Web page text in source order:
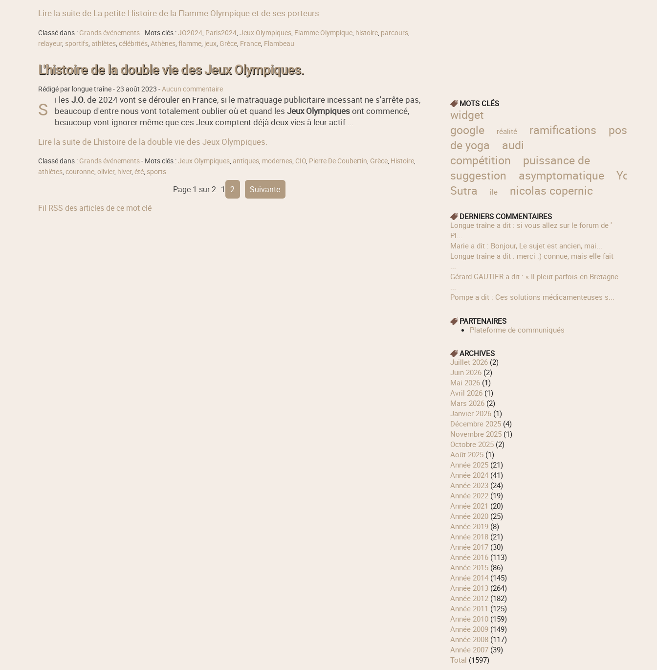
Lire la suite de La petite Histoire de la Flamme Olympique et de ses porteurs
Classé dans : Grands événements- Mots clés :JO2024, Paris2024, Jeux Olympiques, Flamme Olympique, histoire, parcours,
relayeur, sportifs, athlètes, célébrités, Athènes, flamme, jeux, Grèce, France, Flambeau
L'histoire de la double vie des Jeux Olympiques.
Rédigé par longue traîne -23 août 2023 -Aucun commentaire
S i les J.O.de 2024 vont se dérouler en France, si le matraquage publicitaire incessant ne s'arrête pas,
beaucoup d'entre nous vont totalement oublier où et quand les Jeux Olympiquesont commencé,
beaucoup vont ignorer même que ces Jeux comptent déjà deux vies à leur actif ...
Lire la suite de L'histoire de la double vie des Jeux Olympiques.
Classé dans : Grands événements- Mots clés :Jeux Olympiques, antiques, modernes, CIO, Pierre De Coubertin, Grèce, Histoire,
athlètes, couronne, olivier, hiver, été, sports
Page 1 sur 2 1 2
suivante
Fil RSS des articles de ce mot clé
MOTS CLÉS
widget
google
réalité ramifications
position
de yoga
audi
compétition
puissance de
suggestion
asymptomatique
Yoga
Sutra
île nicolas copernic
DERNIERS COMMENTAIRES
longue traîne a dit : si vous allez sur le forum de '
Pl...
Marie a dit : Bonjour, Le sujet est ancien, mai...
longue traîne a dit : merci :) connue, mais elle fait
...
Gérard GAUTIER a dit : « Il pleut parfois en Bretagne
...
Pompe a dit : Ces solutions médicamenteuses s...
PARTENAIRES
Plateforme de communiqués
ARCHIVES
juillet 2026(2)
juin 2026(2)
mai 2026(1)
avril 2026(1)
mars 2026(2)
janvier 2026(1)
décembre 2025(4)
novembre 2025(1)
octobre 2025(2)
août 2025(1)
année 2025(21)
année 2024(41)
année 2023(24)
année 2022(19)
année 2021 (20)
année 2020(25)
année 2019(8)
année 2018(21)
année 2017(30)
année 2016(113)
année 2015(86)
année 2014(145)
année 2013(264)
année 2012(182)
année 2011 (125)
année 2010(159)
année 2009(149)
année 2008(117)
année 2007(39)
total (1597)